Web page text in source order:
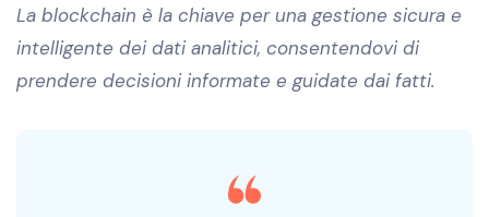
La blockchain è la chiave per una gestione sicura e
intelligente dei dati analitici, consentendovi di
prendere decisioni informate e guidate dai fatti.